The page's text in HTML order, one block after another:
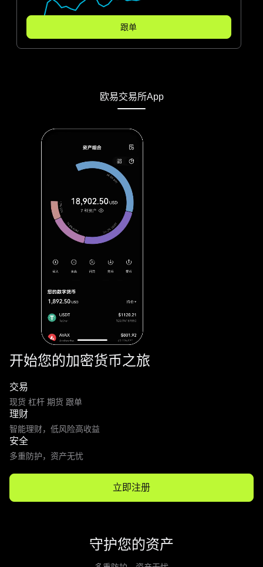
跟单
欧易交易所App
开始您的加密货币之旅
交易
现货 杠杆 期货 跟单
理财
智能理财，低风险高收益
安全
多重防护，资产无忧
立即注册
守护您的资产